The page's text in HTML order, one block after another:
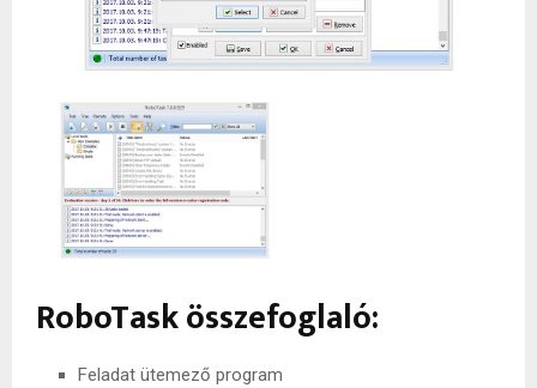
RoboTask összefoglaló:
Feladat ütemező program